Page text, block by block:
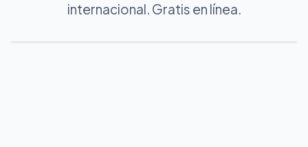
internacional. Gratis en línea.